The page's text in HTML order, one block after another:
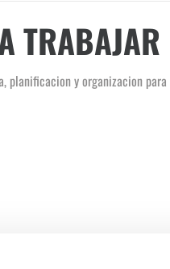
planificacion y organizacion